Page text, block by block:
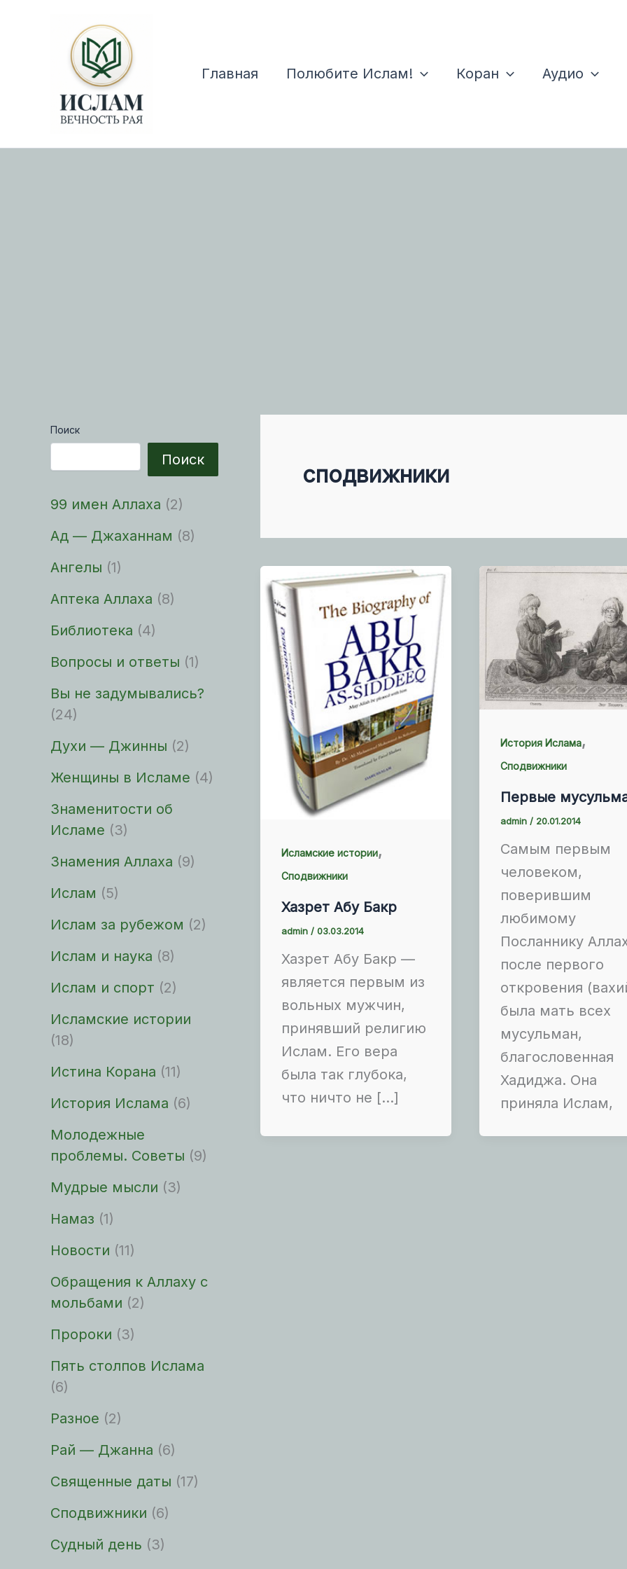
содержимому
Главная
Полюбите Ислам! Коран Аудио
Поиск
Поиск
99 имен Аллаха (2)
Ад — Джаханнам (8)
Ангелы (1)
Аптека Аллаха (8)
Библиотека (4)
Вопросы и ответы (1)
Вы не задумывались?
(24)
Духи — Джинны (2)
Женщины в Исламе (4)
Знаменитости об
Исламе (3)
Знамения Аллаха (9)
Ислам (5)
Ислам за рубежом (2)
Ислам и наука (8)
Ислам и спорт (2)
Исламские истории
(18)
Истина Корана (11)
История Ислама (6)
Молодежные
проблемы. Советы (9)
Мудрые мысли (3)
Намаз (1)
Новости (11)
Обращения к Аллаху с
мольбами (2)
Пророки (3)
Пять столпов Ислама
(6)
Разное (2)
Рай — Джанна (6)
Священные даты (17)
Сподвижники (6)
Судный день (3)
сподвижники
Исламские истории,
Сподвижники
Хазрет Абу Бакр
admin / 03.03.2014
Хазрет Абу Бакр —
является первым из
вольных мужчин,
принявший религию
Ислам. Его вера
была так глубока,
что ничто не […]
История Ислама,
Сподвижники
Первые
admin / 20.01.2014
Самым первым
человеком,
поверившим
любимому
Посланнику
после первого
откровения
была мать всех
мусульман,
благословенная
Хадиджа. Она
приняла Ислам,